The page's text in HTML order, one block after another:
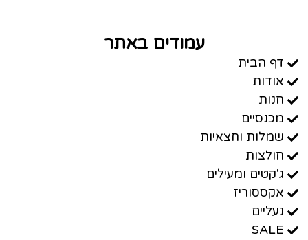
עמודים באתר
דף הבית
אודות
חנות
מכנסיים
שמלות וחצאיות
חולצות
ג'קטים ומעילים
אקססוריז
נעליים
SALE